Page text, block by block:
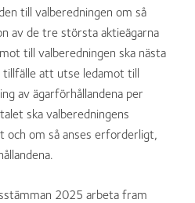
till valberedningen om så
av de tre största aktieägarna
till valberedningen ska nästa
tillfälle att utse ledamot till
av ägarförhållandena per
ska valberedningens
och om så anses erforderligt,
2025 arbeta fram